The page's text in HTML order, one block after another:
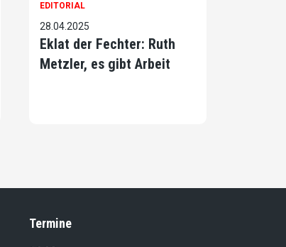
EDITORIAL
28.04.2025
Eklat der Fechter: Ruth
Metzler, es gibt Arbeit
Termine